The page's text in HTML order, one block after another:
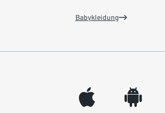
Babykleidung
appleinc android